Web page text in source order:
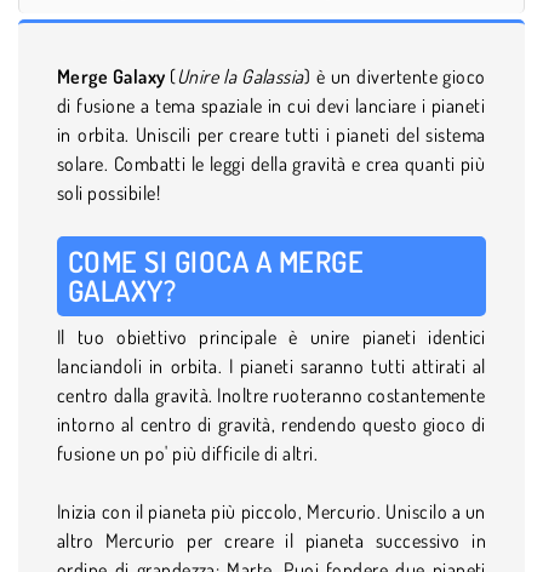
Merge Galaxy (Unire la Galassia) è un divertente gioco
di fusione a tema spaziale in cui devi lanciare i pianeti
in orbita. Uniscili per creare tutti i pianeti del sistema
solare. Combatti le leggi della gravità e crea quanti più
soli possibile!
COME SI GIOCA A MERGE
GALAXY?
Il tuo obiettivo principale è unire pianeti identici
lanciandoli in orbita. I pianeti saranno tutti attirati al
centro dalla gravità. Inoltre ruoteranno costantemente
intorno al centro di gravità, rendendo questo gioco di
fusione un po' più difficile di altri.
Inizia con il pianeta più piccolo, Mercurio. Uniscilo a un
altro Mercurio per creare il pianeta successivo in